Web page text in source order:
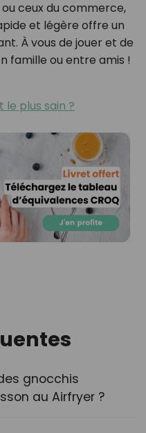
ceux du commerce,
et légère offre un
À vous de jouer et de
famille ou entre amis !
le plus sain ?
gnocchis
au Airfryer ?